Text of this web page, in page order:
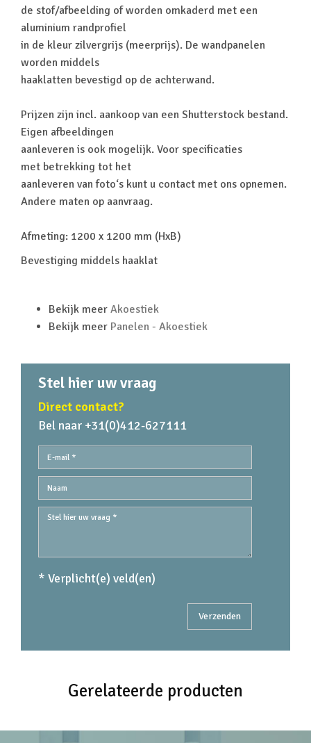
de stof/afbeelding of worden omkaderd met een
aluminium randprofiel
in de kleur zilvergrijs (meerprijs). De wandpanelen
worden middels
haaklatten bevestigd op de achterwand.
Prijzen zijn incl. aankoop van een Shutterstock bestand.
Eigen afbeeldingen
aanleveren is ook mogelijk. Voor specificaties
met betrekking tot het
aanleveren van foto‘s kunt u contact met ons opnemen.
Andere maten op aanvraag.
Afmeting: 1200 x 1200 mm (HxB)
Bevestiging middels haaklat
Bekijk meer Akoestiek
Bekijk meer Panelen - Akoestiek
Stel hier uw vraag
Direct contact?
Bel naar +31(0)412-627111
* Verplicht(e) veld(en)
Gerelateerde producten